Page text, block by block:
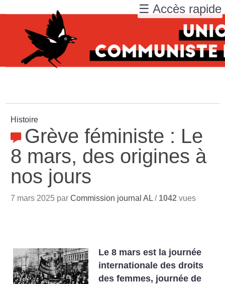
Histoire
Grève féministe : Le
8 mars, des origines à
nos jours
7 mars 2025 parCommission journal AL / 1042 vues
Le 8 mars est la journée
internationale des droits
des femmes, journée de
☰ Accès rapide